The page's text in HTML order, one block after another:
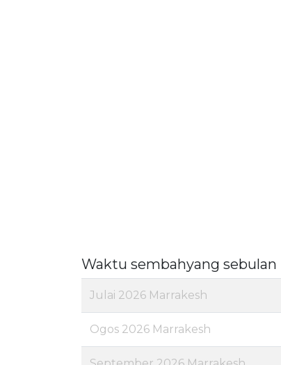
Waktu sembahyang sebulan
Julai 2026 Marrakesh
Ogos 2026 Marrakesh